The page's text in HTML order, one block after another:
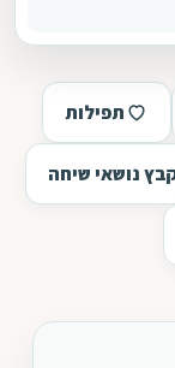
תפילות
נושאי שיחה